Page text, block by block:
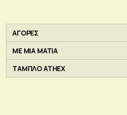
ΑΓΟΡΕΣ
ΜΕ ΜΙΑ ΜΑΤΙΑ
ΤΑΜΠΛΟ ATHEX